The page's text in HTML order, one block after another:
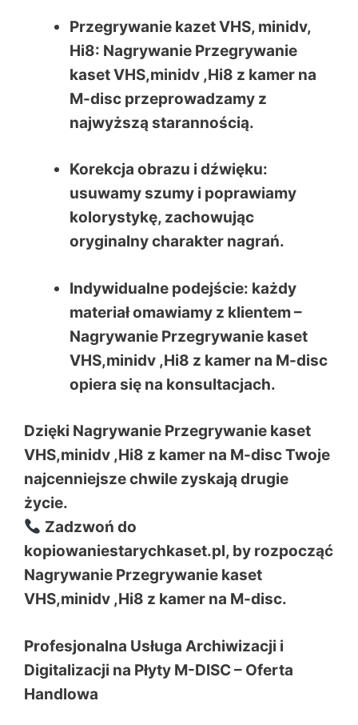
Przegrywanie kazet VHS, minidv,
Hi8: Nagrywanie Przegrywanie
kaset VHS,minidv ,Hi8 z kamer na
M-disc przeprowadzamy z
najwyższą starannością.
Korekcja obrazu i dźwięku:
usuwamy szumy i poprawiamy
kolorystykę, zachowując
oryginalny charakter nagrań.
Indywidualne podejście: każdy
materiał omawiamy z klientem –
Nagrywanie Przegrywanie kaset
VHS,minidv ,Hi8 z kamer na M-disc
opiera się na konsultacjach.
Dzięki Nagrywanie Przegrywanie kaset
VHS,minidv ,Hi8 z kamer na M-disc Twoje
najcenniejsze chwile zyskają drugie
życie.
Zadzwoń do
kopiowaniestarychkaset.pl, by rozpocząć
Nagrywanie Przegrywanie kaset
VHS,minidv ,Hi8 z kamer na M-disc.
Profesjonalna Usługa Archiwizacji i
Digitalizacji na Płyty M-DISC – Oferta
Handlowa